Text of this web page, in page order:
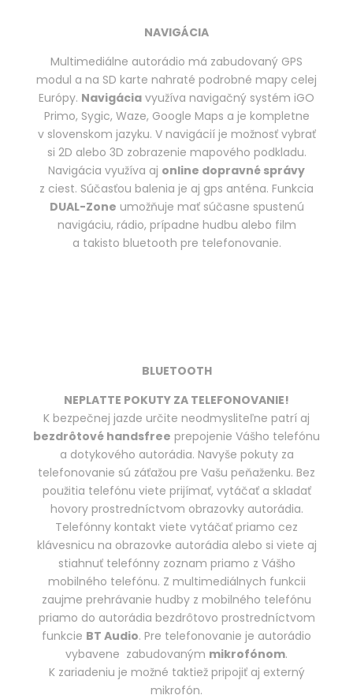
NAVIGÁCIA
Multimediálne autorádio má zabudovaný GPS
modul a na SD karte nahraté podrobné mapy celej
Európy. Navigácia využíva navigačný systém iGO
Primo, Sygic, Waze, Google Maps a je kompletne
v slovenskom jazyku. V navigácií je možnosť vybrať
si 2D alebo 3D zobrazenie mapového podkladu.
Navigácia využíva aj online dopravné správy
z ciest. Súčasťou balenia je aj gps anténa. Funkcia
DUAL-Zone umožňuje mať súčasne spustenú
navigáciu, rádio, prípadne hudbu alebo film
a takisto bluetooth pre telefonovanie.
BLUETOOTH
NEPLATTE POKUTY ZA TELEFONOVANIE!
K bezpečnej jazde určite neodmysliteľne patrí aj
bezdrôtové handsfree prepojenie Vášho telefónu
a dotykového autorádia. Navyše pokuty za
telefonovanie sú záťažou pre Vašu peňaženku. Bez
použitia telefónu viete prijímať, vytáčať a skladať
hovory prostredníctvom obrazovky autorádia.
Telefónny kontakt viete vytáčať priamo cez
klávesnicu na obrazovke autorádia alebo si viete aj
stiahnuť telefónny zoznam priamo z Vášho
mobilného telefónu. Z multimediálnych funkcii
zaujme prehrávanie hudby z mobilného telefónu
priamo do autorádia bezdrôtovo prostredníctvom
funkcie BT Audio. Pre telefonovanie je autorádio
vybavene zabudovaným mikrofónom.
K zariadeniu je možné taktiež pripojiť aj externý
mikrofón.